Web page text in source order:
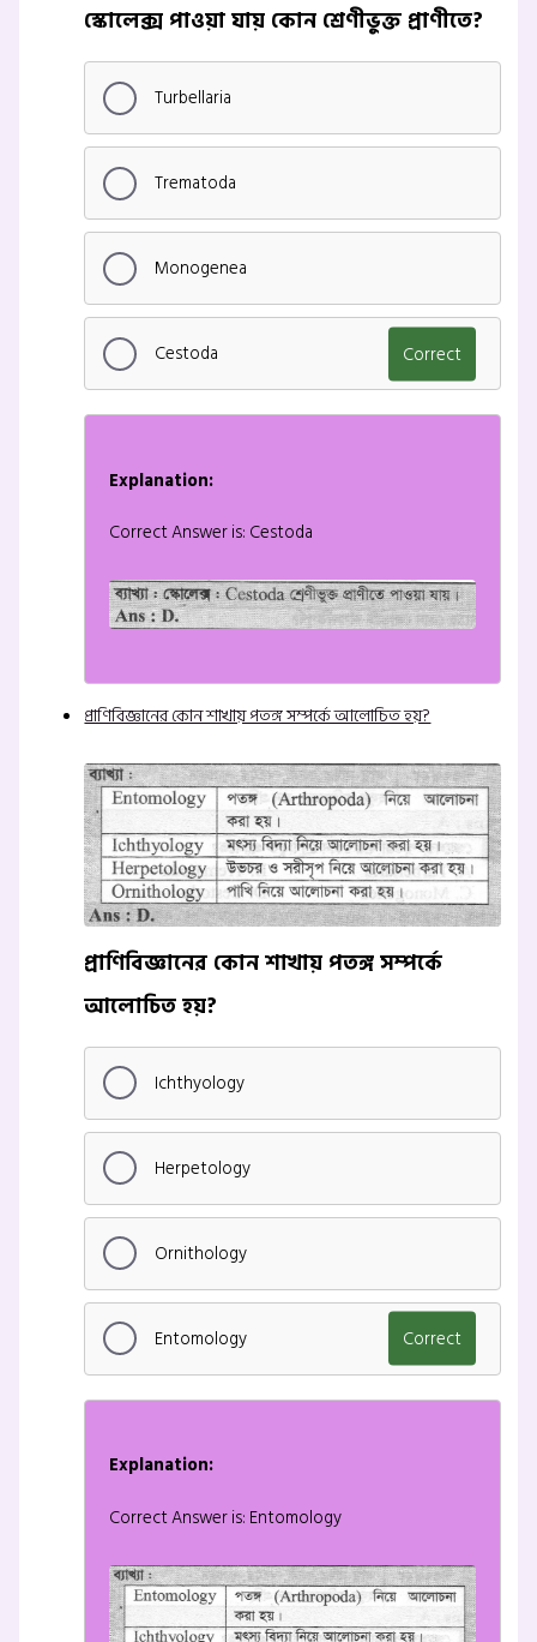
স্কোলেক্স পাওয়া যায় কোন শ্রেণীভুক্ত প্রাণীতে?
Turbellaria
Trematoda
Monogenea
Cestoda Correct
Explanation:
Correct Answer is: Cestoda
প্রাণিবিজ্ঞানের কোন শাখায় পতঙ্গ সম্পর্কে আলোচিত হয়?
প্রাণিবিজ্ঞানের কোন শাখায় পতঙ্গ সম্পর্কে
আলোচিত হয়?
Ichthyology
Herpetology
Ornithology
Entomology Correct
Explanation:
Correct Answer is: Entomology